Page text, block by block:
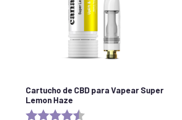
Cartucho de CBD para Vapear Super
Lemon Haze
Valoración: